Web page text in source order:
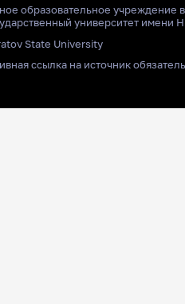
образовательное учреждение
университет имени
State University
ссылка на источник